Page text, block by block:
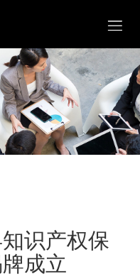
识产权保
成立